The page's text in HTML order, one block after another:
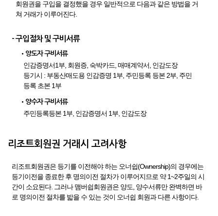
회원권을 구입을 결정했을 경우 일반적으로 다음과 같은 방법을 거
쳐 거래가 이루어진다.
- 구입절차 및 구비서류
•양도자 구비서류
인감증명서1부, 회원증, 숙박카드, 매매계약서, 인감도장
등기시 : 부동산매도용 인감증명 1부, 주민등록 등본 2부, 주민
등록 초본 1부
•양수자 구비서류
주민등록등본 1부, 인감증명서 1부, 인감도장
리조트회원권 거래시 고려사항
리조트회원권은 등기를 이전해야 하는 오너쉽(Ownership)의 경우에는
등기이전을 종료한 후 명의이전 절차가 이루어지므로 약 1~2주일의 시
간이 소요된다. 그러나 맴버쉽회원권은 양도, 양수서류만 완벽하면 바
로 명의이전 절차를 밟을 수 있는 것이 오너쉽 회원과 다른 사항이다.